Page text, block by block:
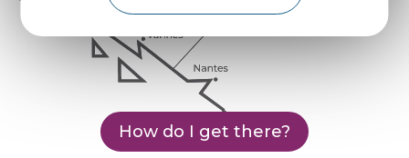
How do I get there?